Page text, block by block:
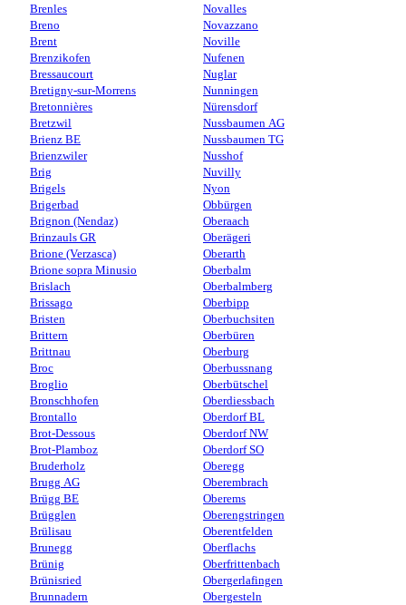
Brenles
Breno
Brent
Brenzikofen
Bressaucourt
Bretigny-sur-Morrens
Bretonnières
Bretzwil
Brienz BE
Brienzwiler
Brig
Brigels
Brigerbad
Brignon (Nendaz)
Brinzauls GR
Brione (Verzasca)
Brione sopra Minusio
Brislach
Brissago
Bristen
Brittern
Brittnau
Broc
Broglio
Bronschhofen
Brontallo
Brot-Dessous
Brot-Plamboz
Bruderholz
Brugg AG
Brügg BE
Brügglen
Brülisau
Brunegg
Brünig
Brünisried
Brunnadern
Novalles
Novazzano
Noville
Nufenen
Nuglar
Nunningen
Nürensdorf
Nussbaumen AG
Nussbaumen TG
Nusshof
Nuvilly
Nyon
Obbürgen
Oberaach
Oberägeri
Oberarth
Oberbalm
Oberbalmberg
Oberbipp
Oberbuchsiten
Oberbüren
Oberburg
Oberbussnang
Oberbütschel
Oberdiessbach
Oberdorf BL
Oberdorf NW
Oberdorf SO
Oberegg
Oberembrach
Oberems
Oberengstringen
Oberentfelden
Oberflachs
Oberfrittenbach
Obergerlafingen
Obergesteln